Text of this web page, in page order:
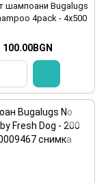
шампоани Bugalugs
4pack - 4x500
100.00BGN